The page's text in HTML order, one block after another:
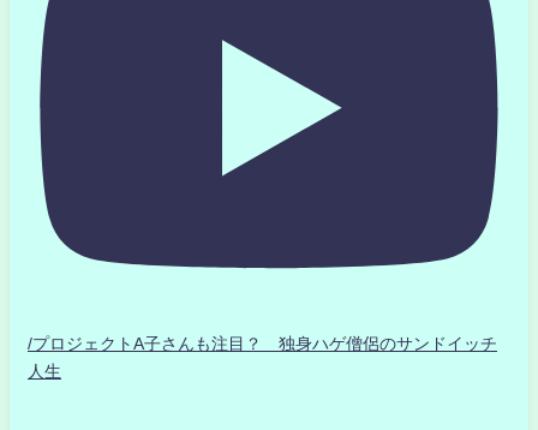
/プロジェクトA子さんも注目？ 独身ハゲ僧侶のサンドイッチ
人生